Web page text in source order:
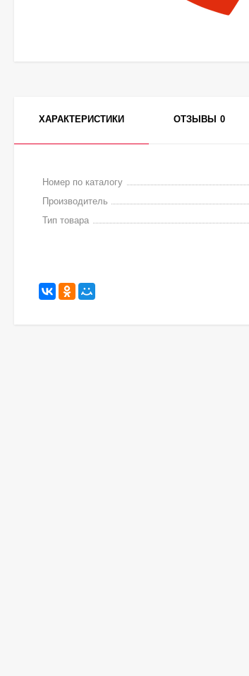
ХАРАКТЕРИСТИКИ ОТЗЫВЫ 0
Номер по каталогу
Производитель
Тип товара